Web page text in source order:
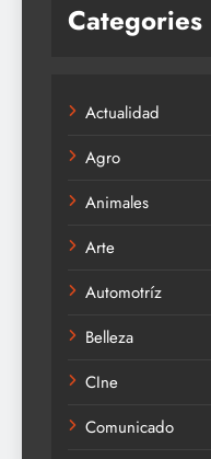
Categories
Actualidad
Agro
Animales
Arte
Automotríz
Belleza
CIne
Comunicado